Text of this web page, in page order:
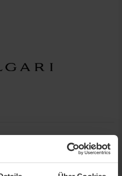
Parfums von Bvlgari, die hohe
wo Sie sie zu Hause